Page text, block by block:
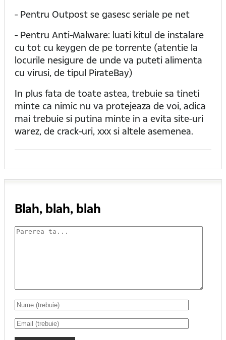
- Pentru Outpost se gasesc seriale pe net
- Pentru Anti-Malware: luati kitul de instalare
cu tot cu keygen de pe torrente (atentie la
locurile nesigure de unde va puteti alimenta
cu virusi, de tipul PirateBay)
In plus fata de toate astea, trebuie sa tineti
minte ca nimic nu va protejeaza de voi, adica
mai trebuie si putina minte in a evita site-uri
warez, de crack-uri, xxx si altele asemenea.
Blah, blah, blah